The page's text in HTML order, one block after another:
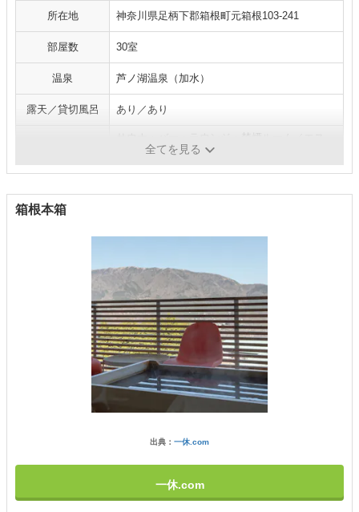
所在地 神奈川県足柄下郡箱根町元箱根103-241
部屋数 30室
温泉 芦ノ湖温泉（加水）
露天／貸切風呂 あり／あり
テ・ペットOK（ケージ有り）
全てを見る
箱根本箱
出典： 一休.com
一休.com